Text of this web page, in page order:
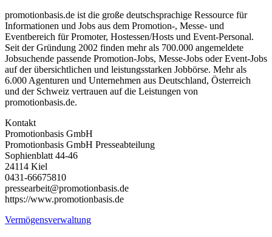
promotionbasis.de ist die große deutschsprachige Ressource für
Informationen und Jobs aus dem Promotion-, Messe- und
Eventbereich für Promoter, Hostessen/Hosts und Event-Personal.
Seit der Gründung 2002 finden mehr als 700.000 angemeldete
Jobsuchende passende Promotion-Jobs, Messe-Jobs oder Event-Jobs
auf der übersichtlichen und leistungsstarken Jobbörse. Mehr als
6.000 Agenturen und Unternehmen aus Deutschland, Österreich
und der Schweiz vertrauen auf die Leistungen von
promotionbasis.de.
Kontakt
Promotionbasis GmbH
Promotionbasis GmbH Presseabteilung
Sophienblatt 44-46
24114 Kiel
0431-66675810
pressearbeit@promotionbasis.de
https://www.promotionbasis.de
Vermögensverwaltung